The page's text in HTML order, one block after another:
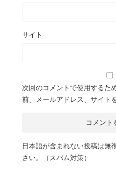
サイト
次回のコメントで使用するた
前、メールアドレス、サイト
日本語が含まれない投稿は無
さい。（スパム対策）